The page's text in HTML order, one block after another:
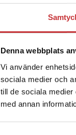
Denna webbplats
Vi använder
sociala medier och
till de sociala
med annan